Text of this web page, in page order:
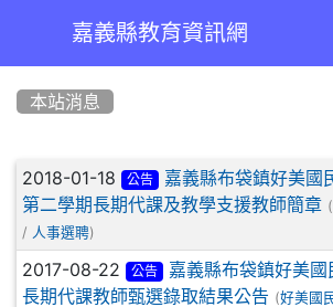
嘉義縣教育資訊網
本站消息
文章列表
2018-01-18 公告
嘉義縣布袋鎮好美國
第二學期長期代課及教學支援教師簡章 (
/ 人事選聘)
2017-08-22 公告
嘉義縣布袋鎮好美國
長期代課教師甄選錄取結果公告 (好美國